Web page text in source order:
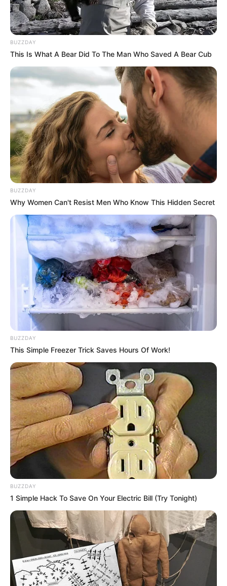
BUZZDAY
This Is What A Bear Did To The Man Who Saved A Bear Cub
BUZZDAY
Why Women Can't Resist Men Who Know This Hidden Secret
BUZZDAY
This Simple Freezer Trick Saves Hours Of Work!
BUZZDAY
1 Simple Hack To Save On Your Electric Bill (Try Tonight)